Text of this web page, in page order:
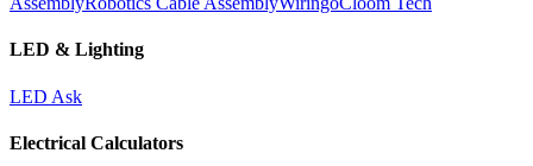
LED & Lighting
LED Ask
Electrical Calculators